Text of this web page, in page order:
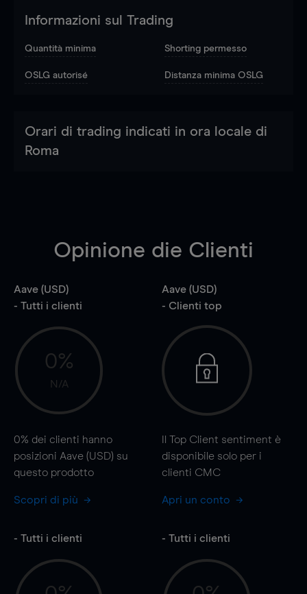
Informazioni sul Trading
Quantità minima Shorting permesso
OSLG autorisé Distanza minima OSLG
Orari di trading indicati in ora locale di
Roma
Opinione die Clienti
Aave (USD)
- Tutti i clienti
0%
N/A
0% dei clienti hanno
posizioni Aave (USD) su
questo prodotto
Scopri di più
Aave (USD)
- Clienti top
Il Top Client sentiment è
disponibile solo per i
clienti CMC
Apri un conto
- Tutti i clienti - Tutti i clienti